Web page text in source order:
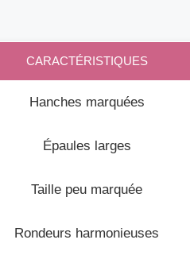
CARACTÉRISTIQUES
Hanches marquées
Épaules larges
Taille peu marquée
Rondeurs harmonieuses